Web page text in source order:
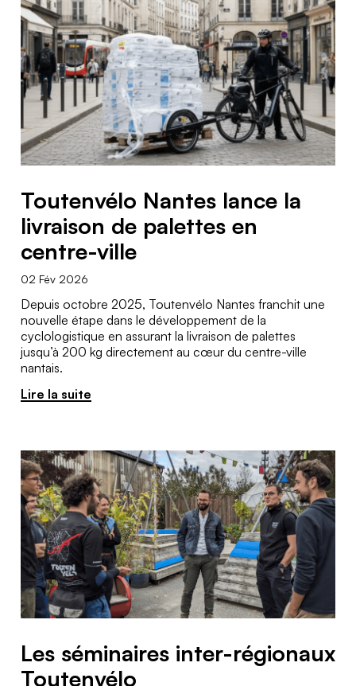
Toutenvélo Nantes lance la
livraison de palettes en
centre-ville
02 Fév 2026
Depuis octobre 2025, Toutenvélo Nantes franchit une
nouvelle étape dans le développement de la
cyclologistique en assurant la livraison de palettes
jusqu’à 200 kg directement au cœur du centre-ville
nantais.
Lire la suite
Les séminaires inter-régionaux
Toutenvélo